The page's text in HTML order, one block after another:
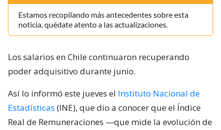
Estamos recopilando más antecedentes sobre esta
noticia, quédate atento a las actualizaciones.
Los salarios en Chile continuaron recuperando
poder adquisitivo durante junio.
Así lo informó este jueves el Instituto Nacional de
Estadísticas (INE), que dio a conocer que el Índice
Real de Remuneraciones —que mide la evolución de